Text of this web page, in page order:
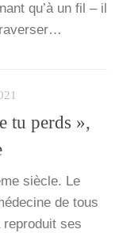
qu’à un fil – il
tu perds »,
siècle. Le
de tous
repro­duit ses